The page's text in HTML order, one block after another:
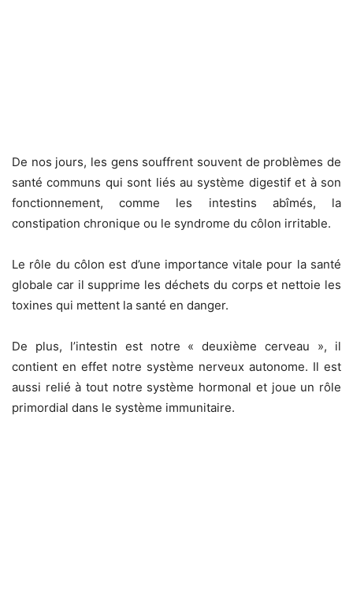
De nos jours, les gens souffrent souvent de problèmes de
santé communs qui sont liés au système digestif et à son
fonctionnement, comme les intestins abîmés, la
constipation chronique ou le syndrome du côlon irritable.
Le rôle du côlon est d’une importance vitale pour la santé
globale car il supprime les déchets du corps et nettoie les
toxines qui mettent la santé en danger.
De plus, l’intestin est notre « deuxième cerveau », il
contient en effet notre système nerveux autonome. Il est
aussi relié à tout notre système hormonal et joue un rôle
primordial dans le système immunitaire.